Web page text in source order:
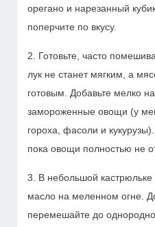
орегано и нарезанный
поперчите по вкусу.
2. Готовьте, часто
лук не станет мягким, а
готовым. Добавьте мелко
замороженные овощи (у
гороха, фасоли и
пока овощи полностью не
3. В небольшой кастрюльке
масло на меленном огне.
перемешайте до